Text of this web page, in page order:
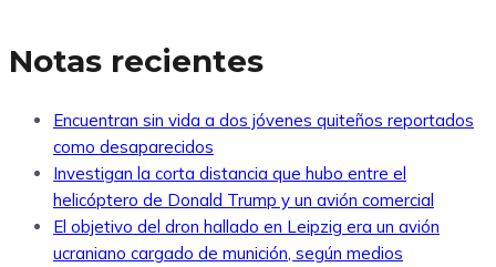
Notas recientes
Encuentran sin vida a dos jóvenes quiteños reportados
como desaparecidos
Investigan la corta distancia que hubo entre el
helicóptero de Donald Trump y un avión comercial
El objetivo del dron hallado en Leipzig era un avión
ucraniano cargado de munición, según medios